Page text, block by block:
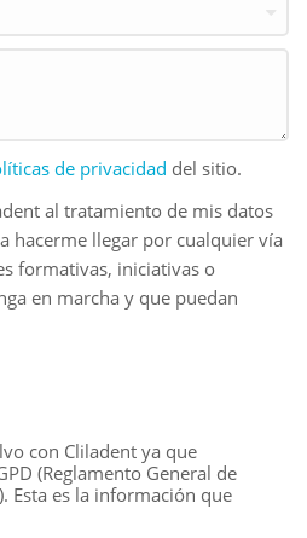
de privacidad del sitio.
al tratamiento de mis datos
hacerme llegar por cualquier vía
formativas, iniciativas o
en marcha y que puedan
con Cliladent ya que
(Reglamento General de
Esta es la información que